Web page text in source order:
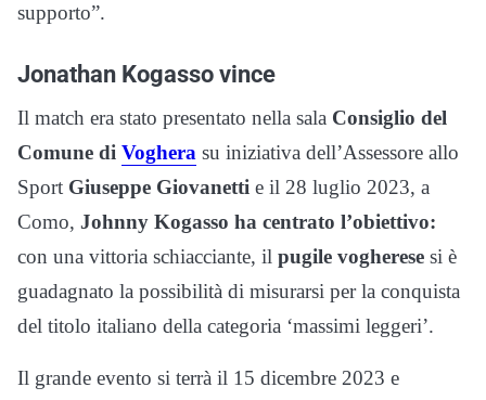
supporto”.
Jonathan Kogasso vince
Il match era stato presentato nella sala Consiglio del
Comune di Voghera su iniziativa dell’Assessore allo
Sport Giuseppe Giovanetti e il 28 luglio 2023, a
Como, Johnny Kogasso ha centrato l’obiettivo:
con una vittoria schiacciante, il pugile vogherese si è
guadagnato la possibilità di misurarsi per la conquista
del titolo italiano della categoria ‘massimi leggeri’.
Il grande evento si terrà il 15 dicembre 2023 e